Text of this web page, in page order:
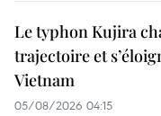
Le typhon Kujira
trajectoire et
Vietnam
05/08/2026 04:15